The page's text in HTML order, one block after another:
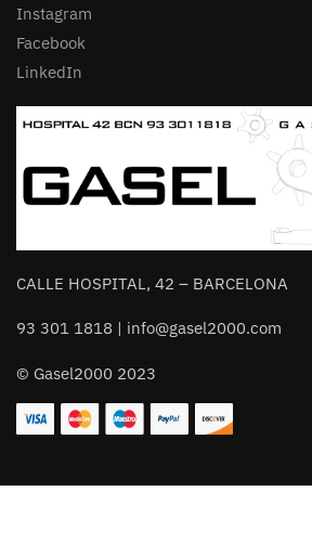
Instagram
Facebook
LinkedIn
CALLE HOSPITAL, 42 – BARCELONA
93 301 1818 | info@gasel2000.com
© Gasel2000 2023